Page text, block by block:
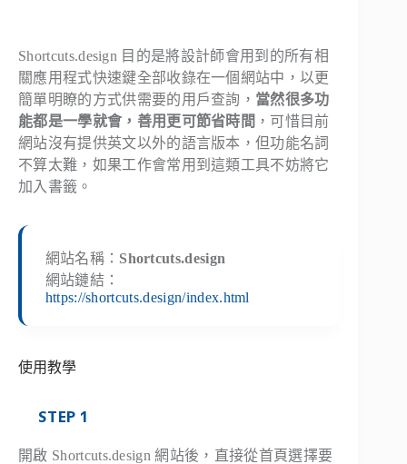
Shortcuts.design 目的是將設計師會用到的所有相
關應用程式快速鍵全部收錄在一個網站中，以更
簡單明瞭的方式供需要的用戶查詢， 當然很多功
能都是一學就會，善用更可節省時間 ，可惜目前
網站沒有提供英文以外的語言版本，但功能名詞
不算太難，如果工作會常用到這類工具不妨將它
加入書籤。
網站名稱： Shortcuts.design
網站鏈結：
https://shortcuts.design/index.html
使用教學
STEP 1
開啟 Shortcuts.design 網站後，直接從首頁選擇要